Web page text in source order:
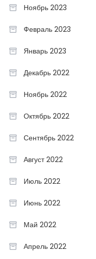
Ноябрь 2023
Февраль 2023
Январь 2023
Декабрь 2022
Ноябрь 2022
Октябрь 2022
Сентябрь 2022
Август 2022
Июль 2022
Июнь 2022
Май 2022
Апрель 2022